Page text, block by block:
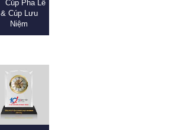
Cúp Pha Lê
& Cúp Lưu
Niệm